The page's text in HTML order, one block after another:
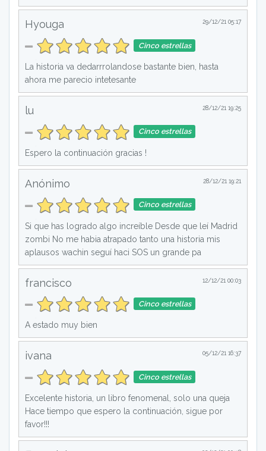
29/12/21 05:17
Hyouga
Cinco estrellas
La historia va dedarrrolandose bastante bien, hasta
ahora me parecio intetesante
28/12/21 19:25
lu
Cinco estrellas
Espero la continuación gracias !
28/12/21 19:21
Anónimo
Cinco estrellas
Si que has logrado algo increíble Desde que leí Madrid
zombi No me habia atrapado tanto una historia mis
aplausos wachin seguí haci SOS un grande pa
12/12/21 00:03
francisco
Cinco estrellas
A estado muy bien
05/12/21 16:37
ivana
Cinco estrellas
Excelente historia, un libro fenomenal, solo una queja
Hace tiempo que espero la continuación, sigue por
favor!!!